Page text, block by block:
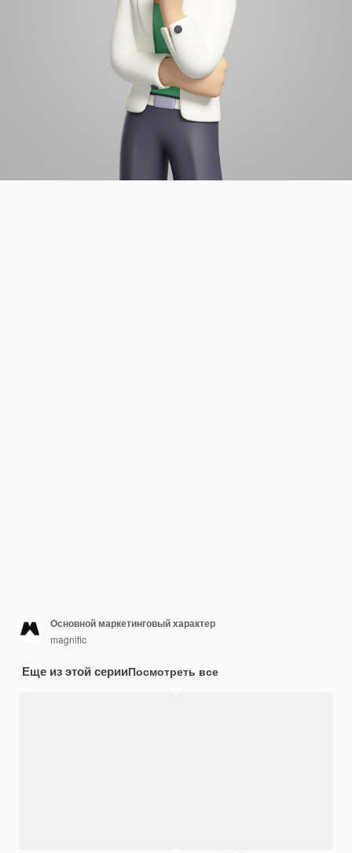
Основной маркетинговый характер
magnific
Еще из этой серииПосмотреть все